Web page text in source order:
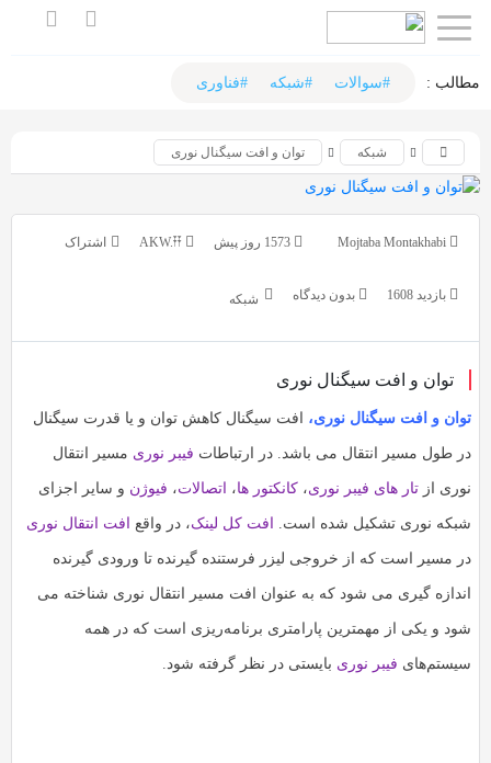
اشتراک
استفاده
از
صفحه
خود
به
اشتراک
بگذارید.
کپی
مطالب :‌ #سوالات #شبکه #فناوری
شبکه توان و افت سیگنال نوری
Mojtaba Montakhabi 1573 روز پیش AKW.𐏒𐏒
اشتراک
با
استفاده
می‌توانید
با
دوستان
اشتراک
بگذارید.
لینک
بازدید 1608 بدون دیدگاه شبکه
توان و افت سیگنال نوری
توان و افت سیگنال نوری،افت سیگنال کاهش توان و یا قدرت سیگنال
در طول مسیر انتقال می باشد. در ارتباطات فیبر نوریمسیر انتقال
نوری از تار های فیبر نوری، کانکتور ها، اتصالات، فیوژنو سایر اجزای
شبکه نوری تشکیل شده است. افت کل لینک ، در واقع افت انتقال نوری
در مسیر است که از خروجی لیزر فرستنده گیرنده تا ورودی گیرنده
اندازه گیری می شود که به عنوان افت مسیر انتقال نوری شناخته می
شود و یکی از مهمترین پارامتری برنامه‌ریزی است که در همه
سیستم‌هایفیبر نوریبایستی در نظر گرفته شود.